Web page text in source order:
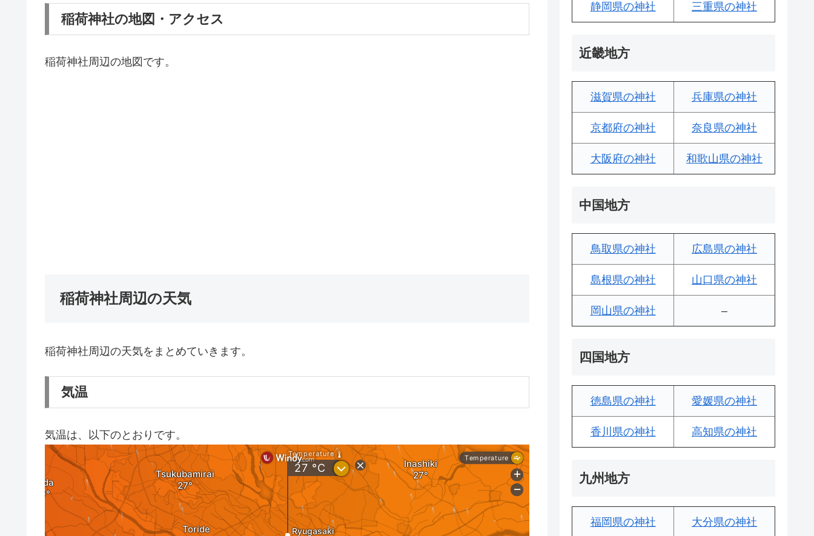
稲荷神社の地図・アクセス
稲荷神社周辺の地図です。
稲荷神社周辺の天気
稲荷神社周辺の天気をまとめていきます。
気温
気温は、以下のとおりです。
静岡県の神社 三重県の神社
近畿地方
滋賀県の神社 兵庫県の神社
京都府の神社 奈良県の神社
大阪府の神社 和歌山県の神社
中国地方
鳥取県の神社 広島県の神社
島根県の神社 山口県の神社
岡山県の神社 –
四国地方
徳島県の神社 愛媛県の神社
香川県の神社 高知県の神社
九州地方
福岡県の神社 大分県の神社